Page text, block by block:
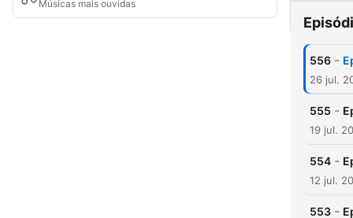
Músicas mais ouvidas
556 -
26 jul.
555 -
19 jul.
554 -
12 jul.
553 -